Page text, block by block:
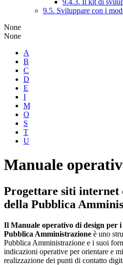
9.4.3. Il kit di
9.5. Sviluppare con i
None
None
A
B
C
D
E
I
M
O
S
T
U
Manuale
Progettare siti internet
della Pubblica
Il Manuale operativo di design per
Pubblica Amministrazione è uno
Pubblica Amministrazione e i suoi
indicazioni operative per orientare e
realizzazione dei punti di contatto